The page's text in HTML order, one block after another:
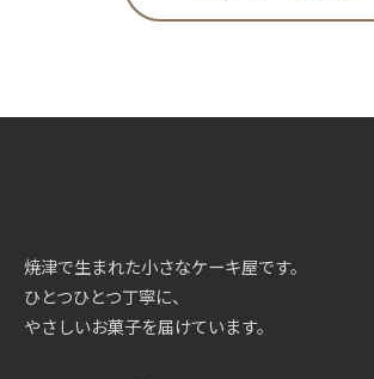
焼津で生まれた小さなケーキ屋です。
ひとつひとつ丁寧に、
やさしいお菓子を届けています。